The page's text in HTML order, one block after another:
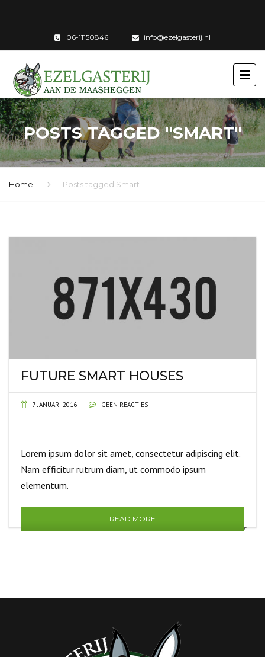
06-11150846 info@ezelgasterij.nl
POSTS TAGGED "SMART"
Home Posts tagged Smart
FUTURE SMART HOUSES
7 JANUARI 2016 GEEN REACTIES
Lorem ipsum dolor sit amet, consectetur adipiscing elit.
Nam efficitur rutrum diam, ut commodo ipsum
elementum.
READ MORE